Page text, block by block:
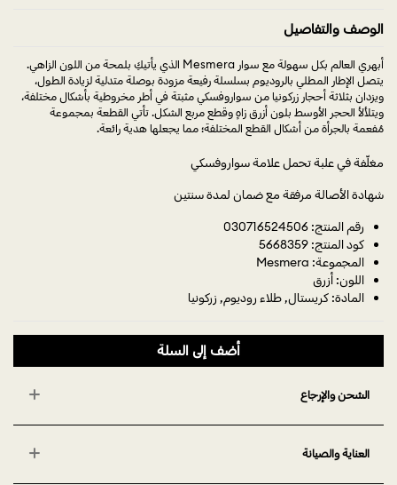
الوصف والتفاصيل
أبهري العالم بكل سهولة مع سوار Mesmera الذي يأتيكِ بلمحة من اللون الزاهي.
يتصل الإطار المطلي بالروديوم بسلسلة رفيعة مزودة بوصلة متدلية لزيادة الطول،
ويزدان بثلاثة أحجار زركونيا من سواروفسكي مثبتة في أطر مخروطية بأشكال مختلفة،
ويتلألأ الحجر الأوسط بلون أزرق زاهٍ وقطع مربع الشكل. تأتي القطعة بمجموعة
مُفعمة بالجرأة من أشكال القطع المختلفة؛ مما يجعلها هدية رائعة.
مغلّفة في علبة تحمل علامة سواروفسكي
شهادة الأصالة مرفقة مع ضمان لمدة سنتين
رقم المنتج: 030716524506
كود المنتج: 5668359
المجموعة: Mesmera
اللون: أزرق
المادة: كريستال, طلاء روديوم, زركونيا
أضف إلى السلة
الشحن والإرجاع
العناية والصيانة